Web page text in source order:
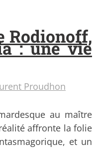
Rodionoff,
: une vie
Proudhon
au maître
affronte la folie
et un